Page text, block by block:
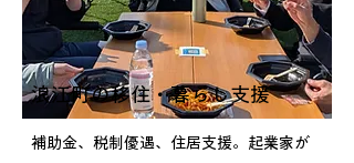
浪江町の移住・暮らし支援
補助金、税制優遇、住居支援。起業家が